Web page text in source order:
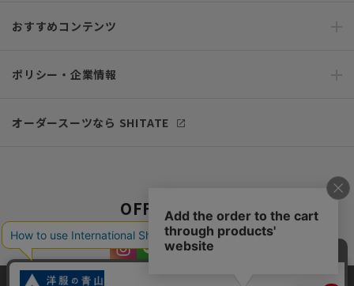
おすすめコンテンツ
ポリシー・企業情報
オーダースーツなら SHITATE
OFFICIAL SNS